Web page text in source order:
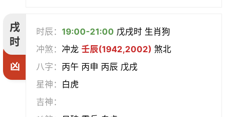
戌
时
凶
时辰：19:00-21:00 戊戌时 生肖狗
冲煞：冲龙壬辰(1942,2002) 煞北
八字： 丙午 丙申 丙辰 戊戌
星神： 白虎
吉神：